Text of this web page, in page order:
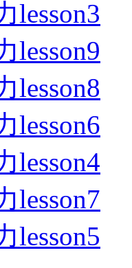
lesson3
lesson9
lesson8
lesson6
lesson4
lesson7
lesson5